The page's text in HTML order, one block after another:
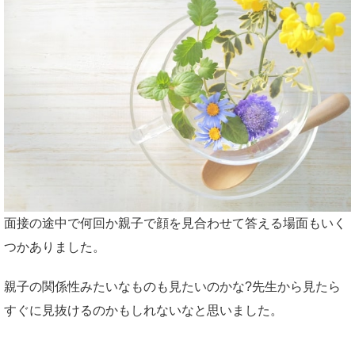
面接の途中で何回か親子で顔を見合わせて答える場面もいく
つかありました。
親子の関係性みたいなものも見たいのかな?先生から見たら
すぐに見抜けるのかもしれないなと思いました。